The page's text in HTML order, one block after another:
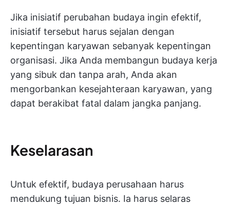
Jika inisiatif perubahan budaya ingin efektif,
inisiatif tersebut harus sejalan dengan
kepentingan karyawan sebanyak kepentingan
organisasi. Jika Anda membangun budaya kerja
yang sibuk dan tanpa arah, Anda akan
mengorbankan kesejahteraan karyawan, yang
dapat berakibat fatal dalam jangka panjang.
Keselarasan
Untuk efektif, budaya perusahaan harus
mendukung tujuan bisnis. Ia harus selaras